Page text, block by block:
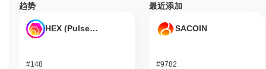
趋势
HEX (Pulsechain)
#148
最近添加
SACOIN
#9782